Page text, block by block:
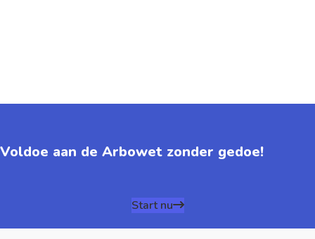
Voldoe aan de Arbowet zonder gedoe!
Start nu